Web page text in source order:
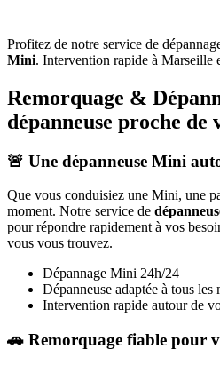
Profitez de notre service de
Mini. Intervention rapide à Marseille
Remorquage &
dépanneuse proche de
🚨 Une dépanneuse Mini
Que vous conduisiez une Mini, une
moment. Notre service de
pour répondre rapidement à vos
vous vous trouvez.
Dépannage Mini 24h/24
Dépanneuse adaptée à tous les
Intervention rapide autour de
🚗 Remorquage fiable pour